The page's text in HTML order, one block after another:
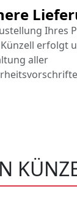
Ihres
erfolgt
aller